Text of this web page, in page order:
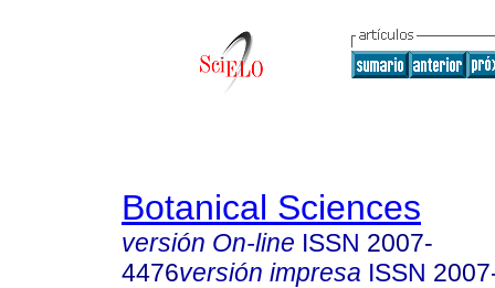
Botanical Sciences
versión On-line ISSN 2007-
4476versión impresa ISSN